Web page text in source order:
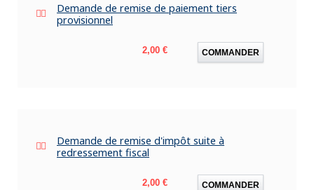
Demande de remise de paiement tiers
provisionnel
Prix
2,00 € COMMANDER
Demande de remise d'impôt suite à
redressement fiscal
Prix
2,00 € COMMANDER